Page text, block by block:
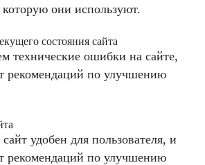
они используют.
состояния сайта
технические ошибки на сайте,
рекомендаций по улучшению
удобен для пользователя, и
рекомендаций по улучшению